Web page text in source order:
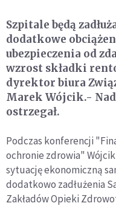
Szpitale będą
dodatkowe
ubezpieczenia od
wzrost składki
dyrektor biura
Marek Wójcik.-
ostrzegał.
Podczas konferencji
ochronie zdrowia"
sytuację ekonomiczną
dodatkowo zadłużenia
Zakładów Opieki